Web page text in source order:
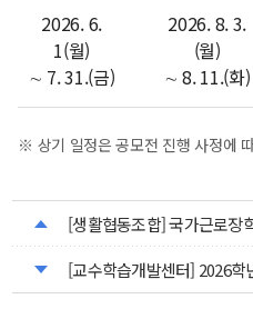
2026. 6.
1(월)
∼ 7. 31.(금)
2026. 8. 3.
(월)
∼ 8. 11.(화)
※ 상기 일정은 공모전 진행 사정에
[생활협동조합] 국가근로장
[교수학습개발센터] 2026학